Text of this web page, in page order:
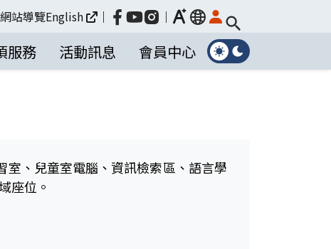
網站導覽English ｜ ｜ 放大
服務 活動訊息 會員中心
、兒童室電腦、資訊檢索區、語言學
座位。